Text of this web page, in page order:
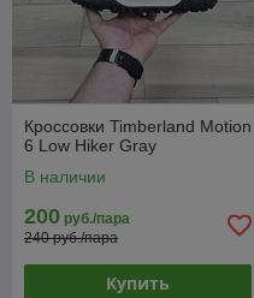
Кроссовки Timberland Motion
6 Low Hiker Gray
В наличии
200 руб./пара
240 руб./пара
Купить